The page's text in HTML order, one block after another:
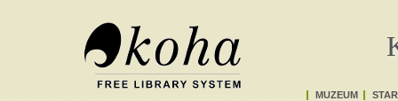
MUZEUM